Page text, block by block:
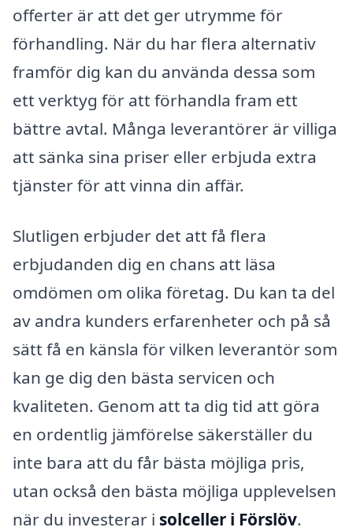
offerter är att det ger utrymme för
förhandling. När du har flera alternativ
framför dig kan du använda dessa som
ett verktyg för att förhandla fram ett
bättre avtal. Många leverantörer är villiga
att sänka sina priser eller erbjuda extra
tjänster för att vinna din affär.
Slutligen erbjuder det att få flera
erbjudanden dig en chans att läsa
omdömen om olika företag. Du kan ta del
av andra kunders erfarenheter och på så
sätt få en känsla för vilken leverantör som
kan ge dig den bästa servicen och
kvaliteten. Genom att ta dig tid att göra
en ordentlig jämförelse säkerställer du
inte bara att du får bästa möjliga pris,
utan också den bästa möjliga upplevelsen
när du investerar i solceller i Förslöv.